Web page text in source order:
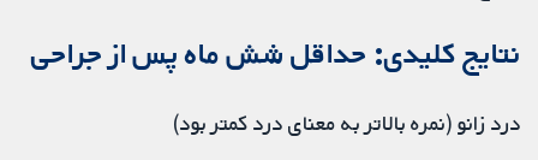
نتایج کلیدی: حداقل شش ماه پس از جراحی
درد زانو (نمره بالاتر به معنای درد کمتر بود)